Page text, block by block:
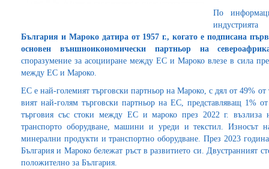
По
индустрията
България и Мароко датира от 1957 г., когато е подписана
основен външноикономически партньор на
споразумение за асоцииране между ЕС и Мароко влезе в сила
между ЕС и Мароко.
ЕС е най-големият търговски партньор на Мароко, с дял от 49% от
вият най-голям търговски партньор на ЕС, представляващ 1%
търговия със стоки между ЕС и мароко през 2022 г. възлиза
транспорто оборудване, машини и уреди и текстил.
минерални продукти и транспортно оборудване. През 2023
България и Мароко бележат ръст в развитието си. Двустранният
положително за България.